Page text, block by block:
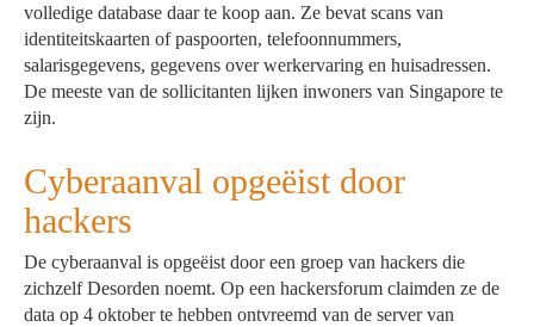
volledige database daar te koop aan. Ze bevat scans van
identiteitskaarten of paspoorten, telefoonnummers,
salarisgegevens, gegevens over werkervaring en huisadressen.
De meeste van de sollicitanten lijken inwoners van Singapore te
zijn.
Cyberaanval opgeëist door
hackers
De cyberaanval is opgeëist door een groep van hackers die
zichzelf Desorden noemt. Op een hackersforum claimden ze de
data op 4 oktober te hebben ontvreemd van de server van